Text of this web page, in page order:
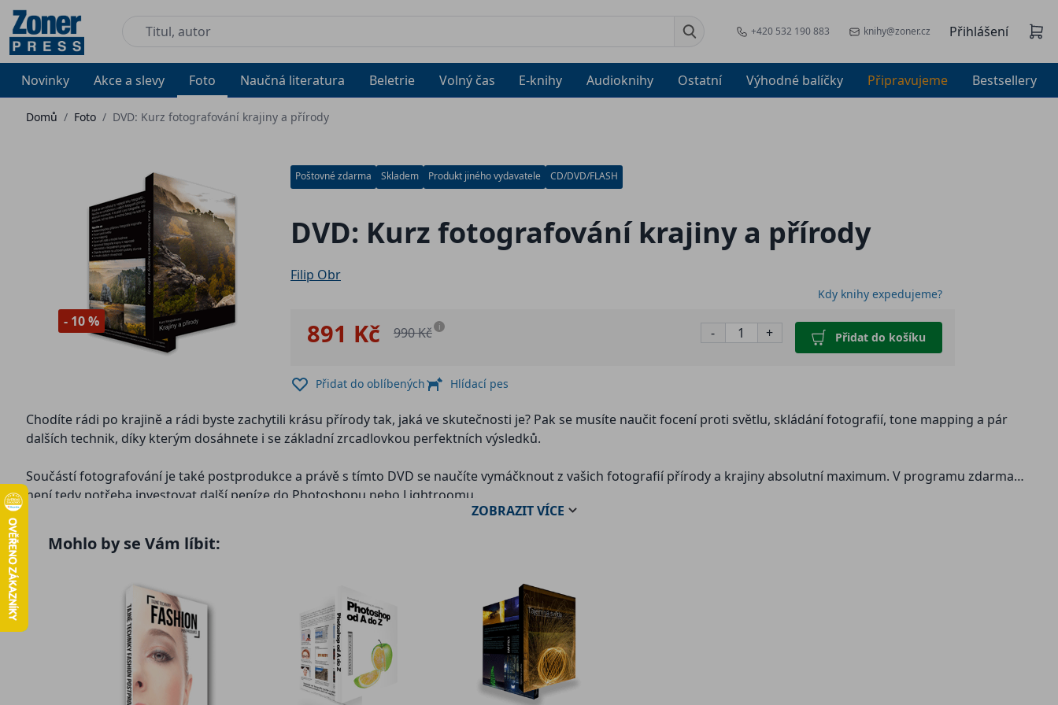
+420 532 190 883 knihy@zoner.cz Přihlášení
Novinky Akce a slevy Foto Naučná literatura Beletrie Volný čas E-knihy Audioknihy Ostatní Výhodné balíčky Připravujeme Bestsellery
Domů / Foto / DVD: Kurz fotografování krajiny a přírody
- 10 %
Poštovné zdarma Skladem Produkt jiného vydavatele CD/DVD/FLASH
DVD: Kurz fotografování krajiny a přírody
Filip Obr
Kdy knihy expedujeme?
891 Kč 990 Kč i - + Přidat do košíku
Přidat do oblíbených Hlídací pes
Chodíte rádi po krajině a rádi byste zachytili krásu přírody tak, jaká ve skutečnosti je? Pak se musíte naučit focení proti světlu, skládání fotografií, tone mapping a pár
dalších technik, díky kterým dosáhnete i se základní zrcadlovkou perfektních výsledků.
Součástí fotografování je také postprodukce a právě s tímto DVD se naučíte vymáčknout z vašich fotografií přírody a krajiny absolutní maximum. V programu zdarma,
není tedy potřeba investovat další peníze do Photoshopu nebo Lightroomu.
pojmů a technik se naučíte díky tomuto kurzu!
Kurz je určen pro úplné začátečníky i pro pokročilejší, kteří se chtějí dozvědět něco nového.
83 minut videa, 6 kapitol, kapitola o malování světlem v krajině jako bonus zdarma.
Kapitola 1: Meteorologické minimum pro krajináře
Každý kdo fotí krajiny se už naučil předvídat počasí. V této kapitole se dozvíte zajímavé informace, jak profesionální fotograf provádí meteorologickou přípravu na
ZOBRAZITVÍCE
Mohlo by se Vám líbit: